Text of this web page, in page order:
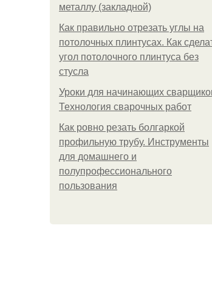
металлу (закладной)
Как правильно отрезать углы на
потолочных плинтусах. Как
угол потолочного плинтуса без
стусла
Уроки для начинающих
Технология сварочных работ
Как ровно резать болгаркой
профильную трубу. Инструменты
для домашнего и
полупрофессионального
пользования